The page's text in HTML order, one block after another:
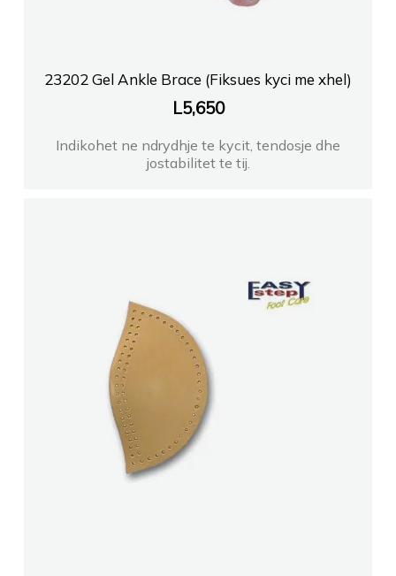
23202 Gel Ankle Brace (Fiksues kyci me xhel)
L5,650
Indikohet ne ndrydhje te kycit, tendosje dhe
jostabilitet te tij.